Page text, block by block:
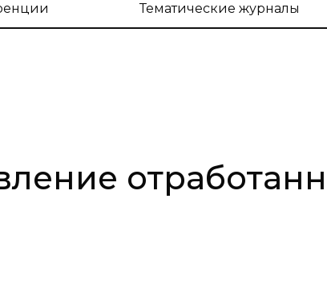
Тематические журналы